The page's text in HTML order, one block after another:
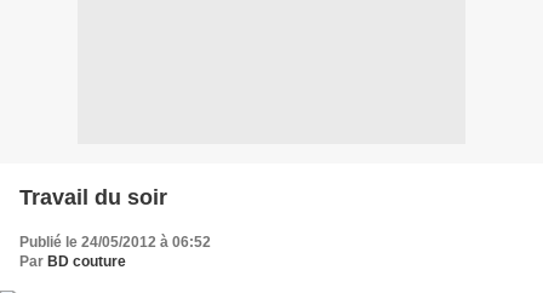
Travail du soir
Publié le 24/05/2012 à 06:52
Par BD couture